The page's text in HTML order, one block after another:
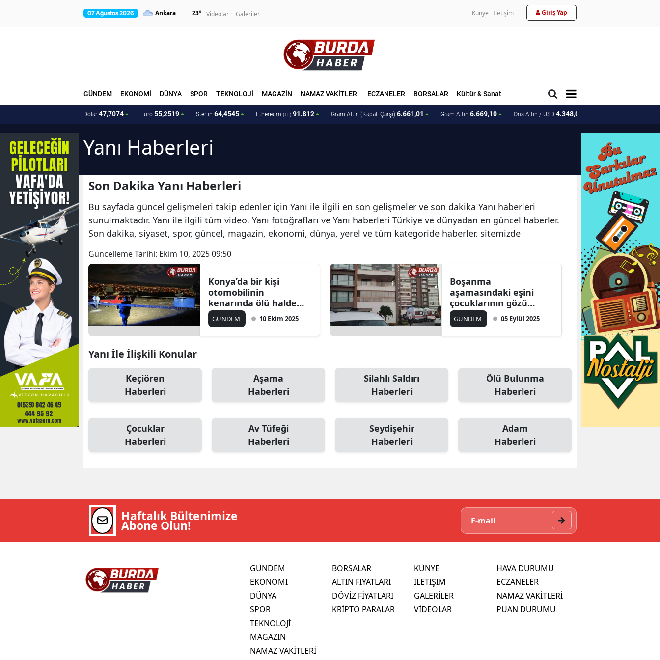
07 Ağustos 2026 23° Videolar Galeriler Künye İletişim Giriş Yap
GÜNDEM EKONOMİ DÜNYA SPOR TEKNOLOJİ MAGAZİN NAMAZ VAKİTLERİ ECZANELER BORSALAR Kültür & Sanat
Dolar 47,7074 Euro 55,2519 Sterlin 64,4545 Ethereum (TL) 91.812 Gram Altın (Kapalı Çarşı) 6.661,01 Gram Altın 6.669,10 Ons Altın / USD 4.348,06
Yanı Haberleri
Son Dakika Yanı Haberleri
Bu sayfada güncel gelişmeleri takip edenler için Yanı ile ilgili en son gelişmeler ve son dakika Yanı haberleri
sunulmaktadır. Yanı ile ilgili tüm video, Yanı fotoğrafları ve Yanı haberleri Türkiye ve dünyadan en güncel haberler.
Son dakika, siyaset, spor, güncel, magazin, ekonomi, dünya, yerel ve tüm kategoride haberler. sitemizde
Güncelleme Tarihi: Ekim 10, 2025 09:50
Konya’da bir kişi
otomobilinin
kenarında ölü halde
bulundu.
GÜNDEM 10 Ekim 2025
Boşanma
aşamasındaki eşini
çocuklarının gözü
önünde öldürdü.
GÜNDEM 05 Eylül 2025
Yanı İle İlişkili Konular
Keçiören
Haberleri
Aşama
Haberleri
Silahlı Saldırı
Haberleri
Ölü Bulunma
Haberleri
Çocuklar
Haberleri
Av Tüfeği
Haberleri
Seydişehir
Haberleri
Adam
Haberleri
Haftalık Bültenimize
Abone Olun!
GÜNDEM
EKONOMİ
DÜNYA
SPOR
TEKNOLOJİ
MAGAZİN
NAMAZ VAKİTLERİ
BORSALAR
ALTIN FİYATLARI
DÖVİZ FİYATLARI
KRİPTO PARALAR
KÜNYE
İLETİŞİM
GALERİLER
VİDEOLAR
HAVA DURUMU
ECZANELER
NAMAZ VAKİTLERİ
PUAN DURUMU